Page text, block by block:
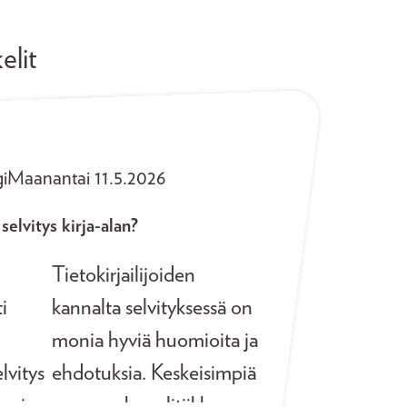
Maanantai 11.5.2026
kirja-alan?
Tietokirjailijoiden
kannalta selvityksessä on
monia hyviä huomioita ja
ehdotuksia. Keskeisimpiä